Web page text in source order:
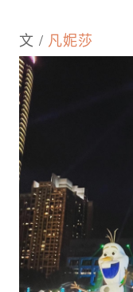
文 / 凡妮莎